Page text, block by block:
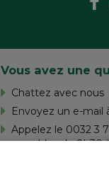
Vous avez une
Chattez avec nous
Envoyez un e-mail
Appelez le 0032 3
ouvrables de 8h30